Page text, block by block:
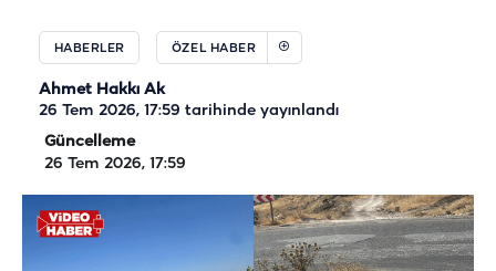
HABERLER ÖZEL HABER
Ahmet Hakkı Ak
26 Tem 2026, 17:59 tarihinde yayınlandı
Güncelleme
26 Tem 2026, 17:59